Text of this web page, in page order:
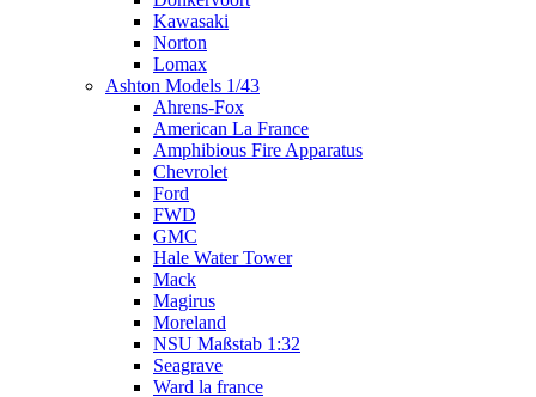
Kawasaki
Norton
Lomax
Ashton Models 1/43
Ahrens-Fox
American La France
Amphibious Fire Apparatus
Chevrolet
Ford
FWD
GMC
Hale Water Tower
Mack
Magirus
Moreland
NSU Maßstab 1:32
Seagrave
Ward la france